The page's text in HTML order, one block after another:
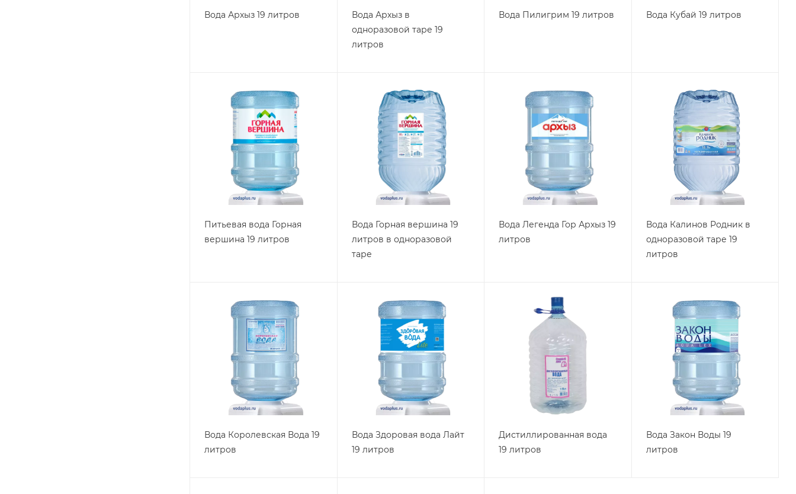
Вода Архыз 19 литров
Вода Архыз в
одноразовой таре 19
литров
Вода Пилигрим 19 литров Вода Кубай 19 литров
Питьевая вода Горная
вершина 19 литров
Вода Горная вершина 19
литров в одноразовой
таре
Вода Легенда Гор Архыз 19
литров
Вода Калинов Родник в
одноразовой таре 19
литров
Вода Королевская Вода 19
литров
Вода Здоровая вода Лайт
19 литров
Дистиллированная вода
19 литров
Вода Закон Воды 19
литров